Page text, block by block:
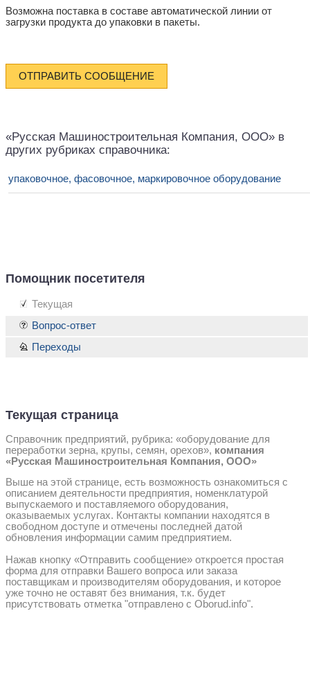
Возможна поставка в составе автоматической линии от
загрузки продукта до упаковки в пакеты.
ОТПРАВИТЬ СООБЩЕНИЕ
«Русская Машиностроительная Компания, ООО» в
других рубриках справочника:
упаковочное, фасовочное, маркировочное оборудование
Помощник посетителя
Текущая
Текущая страница
Справочник предприятий, рубрика: «оборудование для
переработки зерна, крупы, семян, орехов», компания
«Русская Машиностроительная Компания, ООО»
Выше на этой странице, есть возможность ознакомиться с
описанием деятельности предприятия, номенклатурой
выпускаемого и поставляемого оборудования,
оказываемых услугах. Контакты компании находятся в
свободном доступе и отмечены последней датой
обновления информации самим предприятием.
Нажав кнопку «Отправить сообщение» откроется простая
форма для отправки Вашего вопроса или заказа
поставщикам и производителям оборудования, и которое
уже точно не оставят без внимания, т.к. будет
присутствовать отметка "отправлено с Oborud.info".
Вопрос-ответ
Переходы